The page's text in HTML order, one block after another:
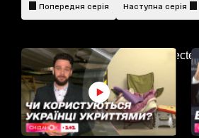
AdBlockDetected!
Попередня серія Наступна серія